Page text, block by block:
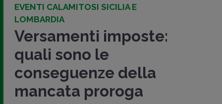
EVENTI CALAMITOSI SICILIA E
LOMBARDIA
Versamenti imposte:
quali sono le
conseguenze della
mancata proroga